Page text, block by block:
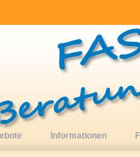
Informationen